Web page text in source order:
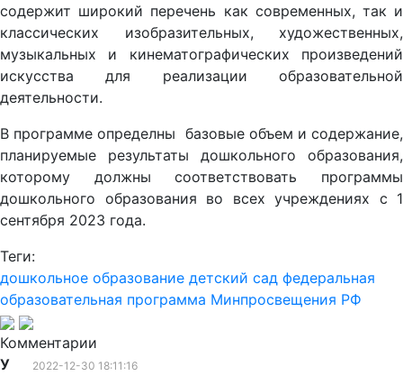
содержит широкий перечень как современных, так и
классических изобразительных, художественных,
музыкальных и кинематографических произведений
искусства для реализации образовательной
деятельности.
В программе определны базовые объем и содержание,
планируемые результаты дошкольного образования,
которому должны соответствовать программы
дошкольного образования во всех учреждениях с 1
сентября 2023 года.
Теги:
дошкольное образование детский сад федеральная
образовательная программа Минпросвещения РФ
Комментарии
У
2022-12-30 18:11:16